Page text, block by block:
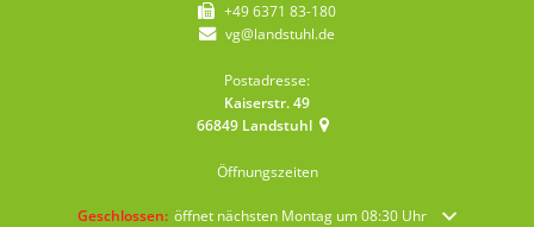
+49 6371 83-180
vg@landstuhl.de
Postadresse:
Kaiserstr. 49
66849 Landstuhl
Öffnungszeiten
Klicken, um weitere Öffnungs- oder Schließzeiten auszublenden
Geschlossen: öffnet nächsten Montag um 08:30 Uhr